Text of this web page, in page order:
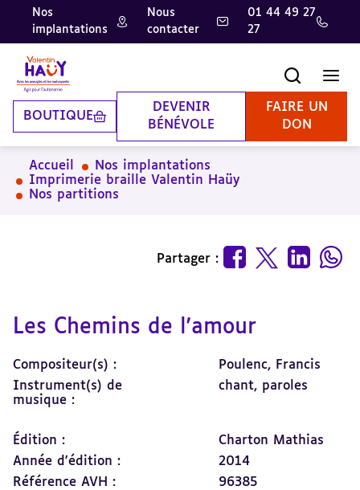
Aller
contenu
principal
Aller
pied
de
page
Aller
la
recherche
Nos
implantations
Nous
contacter
01 44 49 27
27
BOUTIQUE
DEVENIR
BÉNÉVOLE
FAIRE UN
DON
Accueil
Nos implantations
Imprimerie braille Valentin Haüy
Nos partitions
Partager :
Les Chemins de l'amour
Compositeur(s) :
Poulenc, Francis
Instrument(s) de
musique :
chant, paroles
Édition :
Charton Mathias
Année d'édition :
2014
Référence AVH :
96385